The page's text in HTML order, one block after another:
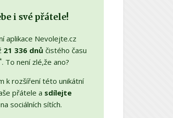
i své přátele!
aplikace Nevolejte.cz
21 336 dnů čistého času
. To není zlé,že ano?
k rozšíření této unikátní
přátele a sdílejte
sociálních sítích.